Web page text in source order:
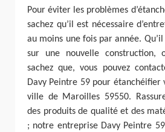
Pour éviter les problèmes
sachez qu’il est nécessaire
au moins une fois par année. Qu’il
sur une nouvelle construction,
sachez que, vous pouvez
Davy Peintre 59 pour étanchéifier
ville de Maroilles 59550.
des produits de qualité et des
; notre entreprise Davy Peintre